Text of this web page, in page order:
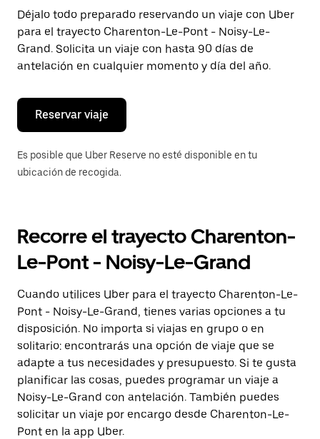
fecha.
Pulsa
el
botón
de
escape
cerrar
calendario.
Déjalo todo preparado reservando un viaje con Uber
para el trayecto Charenton-Le-Pont - Noisy-Le-
Grand. Solicita un viaje con hasta 90 días de
antelación en cualquier momento y día del año.
Reservar viaje
Es posible que Uber Reserve no esté disponible en tu
ubicación de recogida.
Recorre el trayecto Charenton-
Le-Pont - Noisy-Le-Grand
Cuando utilices Uber para el trayecto Charenton-Le-
Pont - Noisy-Le-Grand, tienes varias opciones a tu
disposición. No importa si viajas en grupo o en
solitario: encontrarás una opción de viaje que se
adapte a tus necesidades y presupuesto. Si te gusta
planificar las cosas, puedes programar un viaje a
Noisy-Le-Grand con antelación. También puedes
solicitar un viaje por encargo desde Charenton-Le-
Pont en la app Uber.